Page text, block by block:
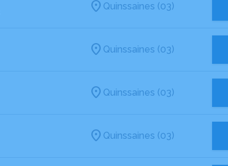
Quinssaines (03)
Quinssaines (03)
Quinssaines (03)
Quinssaines (03)